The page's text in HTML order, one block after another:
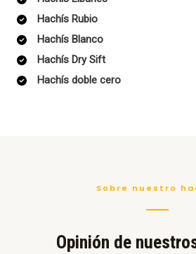
Hachís Rubio
Hachís Blanco
Hachís Dry Sift
Hachís doble cero
Sobre nuestro
Opinión de